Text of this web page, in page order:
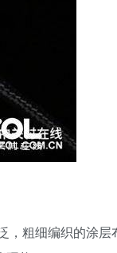
粗细编织的涂